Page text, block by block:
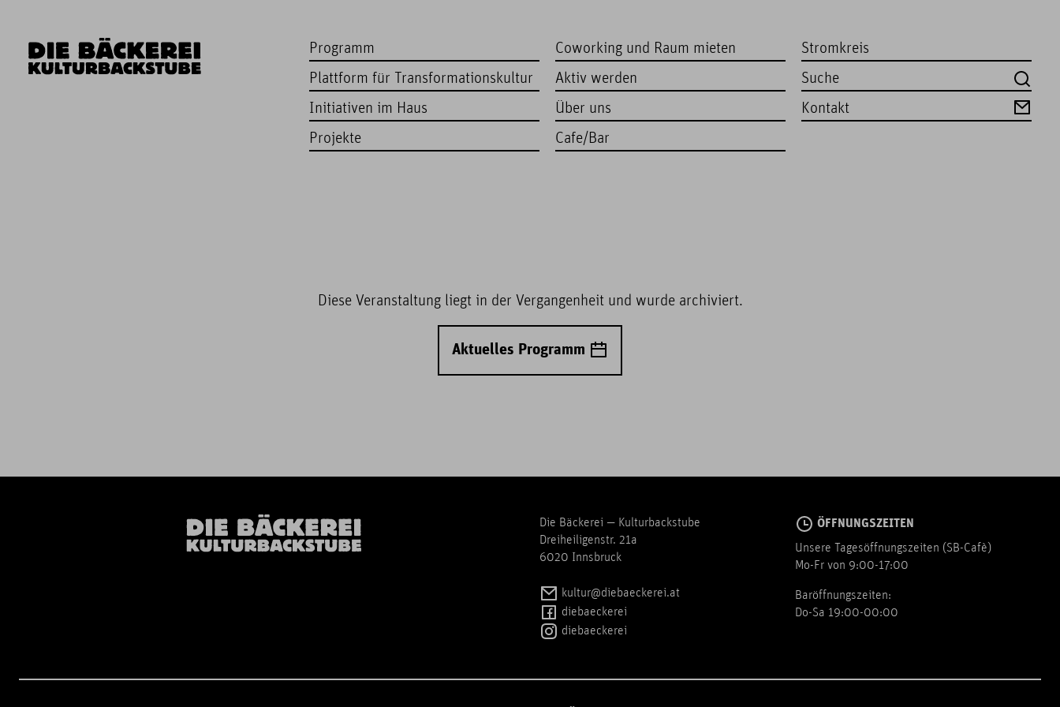
Programm
Plattform für Transformationskultur
Initiativen im Haus
Projekte
Coworking und Raum mieten
Aktiv werden
Über uns
Cafe/Bar
Stromkreis
Kontakt
Diese Veranstaltung liegt in der Vergangenheit und wurde archiviert.
Aktuelles Programm
Die Bäckerei — Kulturbackstube
Dreiheiligenstr. 21a
6020 Innsbruck
kultur@diebaeckerei.at
diebaeckerei
diebaeckerei
ÖFFNUNGSZEITEN
Unsere Tagesöffnungszeiten (SB-Cafè)
Mo-Fr von 9:00-17:00
Baröffnungszeiten:
Do-Sa 19:00-00:00